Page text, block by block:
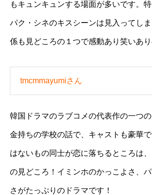
もキュンキュンする場面が多いです。
パク・シネのキスシーンは見入ってし
係も見どころの１つで感動あり笑いあり
tmcmmayumiさん
韓国ドラマのラブコメの代表作の一つ
金持ちの学校の話で、キャストも豪華
はないもの同士が恋に落ちるところは
の見どころ！イミンホのかっこよさ、
さがたっぷりのドラマです！